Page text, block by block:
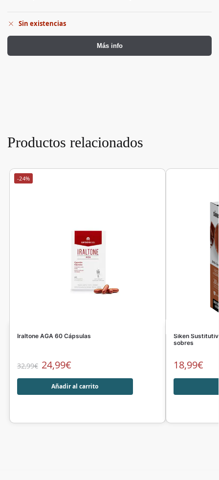
Sin existencias
Más info
Productos relacionados
-24%
Iraltone AGA 60 Cápsulas
32,99€ 24,99€
Añadir al carrito
Siken
sobres
18,99€